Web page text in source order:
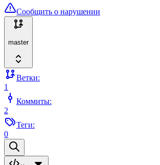
Сообщить о нарушении
master
Ветки:
1
Коммиты:
2
Теги:
0